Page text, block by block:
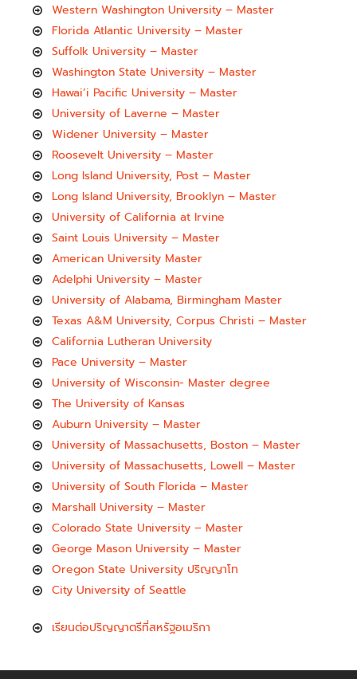
Western Washington University – Master
Florida Atlantic University – Master
Suffolk University – Master
Washington State University – Master
Hawai’i Pacific University – Master
University of Laverne – Master
Widener University – Master
Roosevelt University – Master
Long Island University, Post – Master
Long Island University, Brooklyn – Master
University of California at Irvine
Saint Louis University – Master
American University Master
Adelphi University – Master
University of Alabama, Birmingham Master
Texas A&M University, Corpus Christi – Master
California Lutheran University
Pace University – Master
University of Wisconsin- Master degree
The University of Kansas
Auburn University – Master
University of Massachusetts, Boston – Master
University of Massachusetts, Lowell – Master
University of South Florida – Master
Marshall University – Master
Colorado State University – Master
George Mason University – Master
Oregon State University ปริญญาโท
City University of Seattle
เรียนต่อปริญญาตรีที่สหรัฐอเมริกา